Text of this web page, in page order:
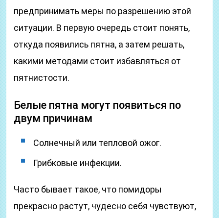
предпринимать меры по разрешению этой
ситуации. В первую очередь стоит понять,
откуда появились пятна, а затем решать,
какими методами стоит избавляться от
пятнистости.
Белые пятна могут появиться по
двум причинам
Солнечный или тепловой ожог.
Грибковые инфекции.
Часто бывает такое, что помидоры
прекрасно растут, чудесно себя чувствуют,